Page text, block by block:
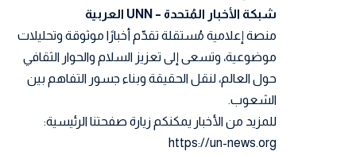
شبكة الأخبار المُتحدة – UNN العربية
منصة إعلامية مُستقلة تقدّم أخبارًا موثوقة وتحليلات
موضوعية، وتسعى إلى تعزيز السلام والحوار الثقافي
حول العالم، لنقل الحقيقة وبناء جسور التفاهم بين
الشعوب.
للمزيد من الأخبار يمكنكم زيارة صفحتنا الرئيسية:
https://un-news.org